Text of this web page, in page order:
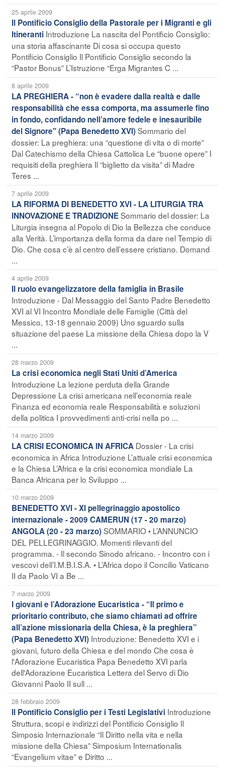
25 aprile 2009
Il Pontificio Consiglio della Pastorale per i Migranti e gli
Itineranti Introduzione La nascita del Pontificio Consiglio:
una storia affascinante Di cosa si occupa questo
Pontificio Consiglio Il Pontificio Consiglio secondo la
“Pastor Bonus” L’Istruzione “Erga Migrantes C ...
8 aprile 2009
LA PREGHIERA - “non è evadere dalla realtà e dalle
responsabilità che essa comporta, ma assumerle fino
in fondo, confidando nell’amore fedele e inesauribile
del Signore" (Papa Benedetto XVI)Sommario del
dossier: La preghiera: una “questione di vita o di morte”
Dal Catechismo della Chiesa Cattolica Le “buone opere” I
requisiti della preghiera Il “biglietto da visita” di Madre
Teres ...
7 aprile 2009
LA RIFORMA DI BENEDETTO XVI - LA LITURGIA TRA
INNOVAZIONE E TRADIZIONESommario del dossier: La
Liturgia insegna al Popolo di Dio la Bellezza che conduce
alla Verità. L’importanza della forma da dare nel Tempio di
Dio. Che cosa c’è al centro dell’essere cristiano. Domand
...
4 aprile 2009
Il ruolo evangelizzatore della famiglia in Brasile
Introduzione - Dal Messaggio del Santo Padre Benedetto
XVI al VI Incontro Mondiale delle Famiglie (Città del
Messico, 13-18 gennaio 2009) Uno sguardo sulla
situazione del paese La missione della Chiesa dopo la V
...
28 marzo 2009
La crisi economica negli Stati Uniti d’America
Introduzione La lezione perduta della Grande
Depressione La crisi americana nell’economia reale
Finanza ed economia reale Responsabilità e soluzioni
della politica I provvedimenti anti-crisi nella po ...
14 marzo 2009
LA CRISI ECONOMICA IN AFRICA Dossier - La crisi
economica in Africa Introduzione L’attuale crisi economica
e la Chiesa L’Africa e la crisi economica mondiale La
Banca Africana per lo Sviluppo ...
10 marzo 2009
BENEDETTO XVI - XI pellegrinaggio apostolico
internazionale - 2009 CAMERUN (17 - 20 marzo)
ANGOLA (20 - 23 marzo)SOMMARIO • L’ANNUNCIO
DEL PELLEGRINAGGIO. Momenti rilevanti del
programma. - Il secondo Sinodo africano. - Incontro con i
vescovi dell’I.M.B.I.S.A. • L’Africa dopo il Concilio Vaticano
II da Paolo VI a Be ...
7 marzo 2009
I giovani e l’Adorazione Eucaristica - “Il primo e
prioritario contributo, che siamo chiamati ad offrire
all’azione missionaria della Chiesa, è la preghiera”
(Papa Benedetto XVI) Introduzione: Benedetto XVI e i
giovani, futuro della Chiesa e del mondo Che cosa è
l'Adorazione Eucaristica Papa Benedetto XVI parla
dell'Adorazione Eucaristica Lettera del Servo di Dio
Giovanni Paolo II sull ...
28 febbraio 2009
Il Pontificio Consiglio per i Testi Legislativi Introduzione
Struttura, scopi e indirizzi del Pontificio Consiglio Il
Simposio Internazionale “Il Diritto nella vita e nella
missione della Chiesa” Simposium Internationalis
“Evangelium vitae” e Diritto ...